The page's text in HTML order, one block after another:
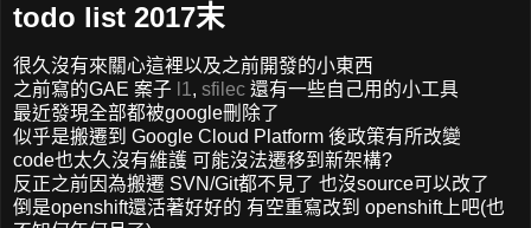
todo list 2017末
很久沒有來關心這裡以及之前開發的小東西
之前寫的GAE 案子 l1 , sfilec 還有一些自己用的小工具
最近發現全部都被google刪除了
似乎是搬遷到 Google Cloud Platform 後政策有所改變
code也太久沒有維護 可能沒法遷移到新架構?
反正之前因為搬遷 SVN/Git都不見了 也沒source可以改了
倒是openshift還活著好好的 有空重寫改到 openshift上吧(也